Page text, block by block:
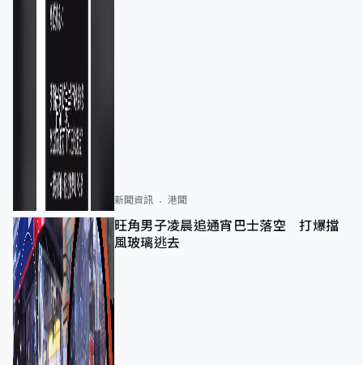
新聞資訊 港聞
旺角男子凌晨追通宵巴士落空 打爆擋
風玻璃逃去